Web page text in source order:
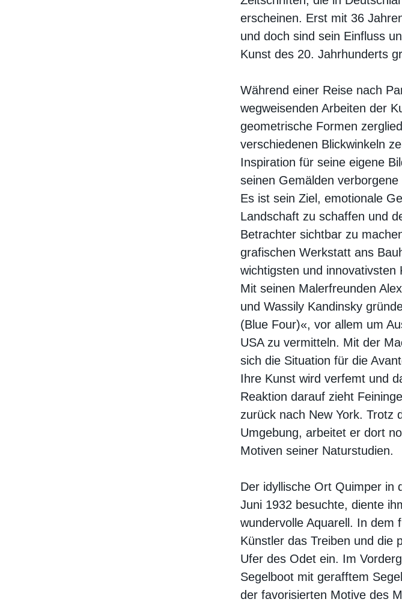
erscheinen. Erst mit 36
und doch sind sein Einfluss
Kunst des 20. Jahrhunderts
Während einer Reise nach
wegweisenden Arbeiten der
geometrische Formen
verschiedenen Blickwinkeln
Inspiration für seine eigene
seinen Gemälden
Es ist sein Ziel, emotionale
Landschaft zu schaffen und
Betrachter sichtbar zu
grafischen Werkstatt ans
wichtigsten und innovativsten
Mit seinen Malerfreunden
und Wassily Kandinsky
(Blue Four)«, vor allem um
USA zu vermitteln. Mit der
sich die Situation für die
Ihre Kunst wird verfemt und
Reaktion darauf zieht
zurück nach New York. Trotz
Umgebung, arbeitet er dort
Motiven seiner Naturstudien.
Der idyllische Ort Quimper in
Juni 1932 besuchte, diente
wundervolle Aquarell. In dem
Künstler das Treiben und die
Ufer des Odet ein. Im
Segelboot mit gerafftem
der favorisierten Motive des